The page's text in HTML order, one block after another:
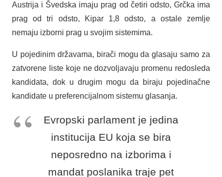
Austrija i Švedska imaju prag od četiri odsto, Grčka ima
prag od tri odsto, Kipar 1,8 odsto, a ostale zemlje
nemaju izborni prag u svojim sistemima.
U pojedinim državama, birači mogu da glasaju samo za
zatvorene liste koje ne dozvoljavaju promenu redosleda
kandidata, dok u drugim mogu da biraju pojedinačne
kandidate u preferencijalnom sistemu glasanja.
Evropski parlament je jedina
institucija EU koja se bira
neposredno na izborima i
mandat poslanika traje pet